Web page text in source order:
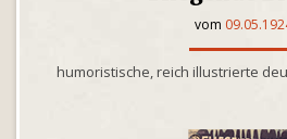
vom
humoristische, reich illustrierte